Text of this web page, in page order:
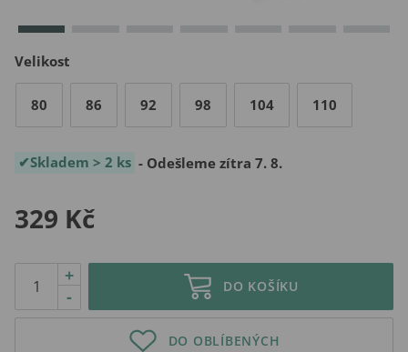
Velikost
80 86 92 98 104 110
Skladem > 2 ks - Odešleme zítra 7. 8.
329 Kč
-
+
DO KOŠÍKU
DO OBLÍBENÝCH